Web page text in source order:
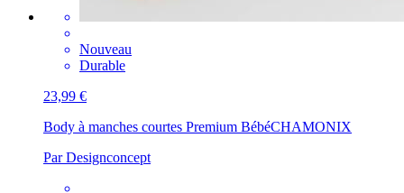
Nouveau
Durable
23,99 €
Body à manches courtes Premium BébéCHAMONIX
Par Designconcept